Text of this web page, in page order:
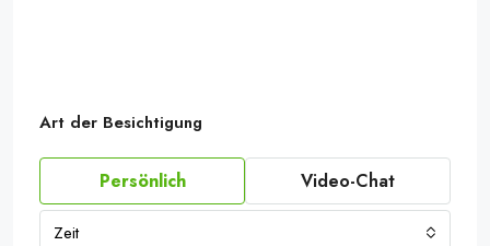
Art der Besichtigung
Persönlich Video-Chat
Zeit